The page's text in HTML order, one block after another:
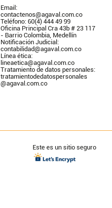
Email:
contactenos@agaval.com.co
Teléfono: 60(4) 444 49 99
Oficina Principal Cra 43b # 23 117
- Barrio Colombia, Medellín
Notificación Judicial:
contabilidad@agaval.com.co
Línea ética:
lineaetica@agaval.com.co
Tratamiento de datos personales:
tratamientodedatospersonales
@agaval.com.co
Este es un sitio seguro